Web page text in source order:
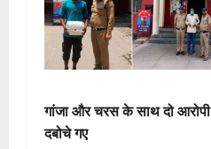
गांजा और चरस के साथ दो आरोपी
दबोचे गए